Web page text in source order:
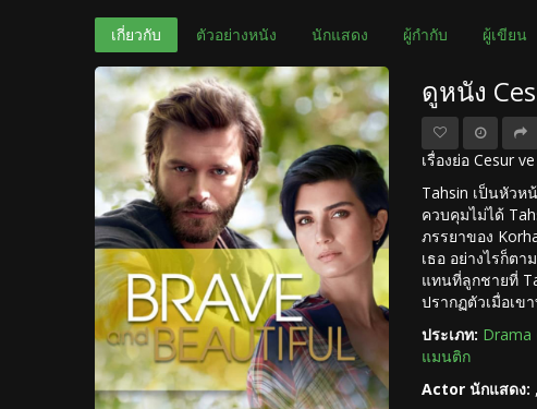
เกี่ยวกับ ตัวอย่างหนัง นักแสดง ผู้กำกับ ผู้เขียน
ดูหนัง
เรื่องย่อ Cesur
Tahsin เป็นหัวห
ควบคุมไม่ได้
ภรรยาของ
เธอ อย่างไรก็ต
แทนที่ลูกชายที่
ปรากฏตัวเมื่อเข
ประเภท: Drama
แมนติก
Actor นักแสดง: ,